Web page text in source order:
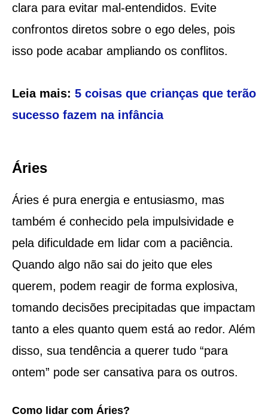
clara para evitar mal-entendidos. Evite
confrontos diretos sobre o ego deles, pois
isso pode acabar ampliando os conflitos.
Leia mais: 5 coisas que crianças que terão
sucesso fazem na infância
Áries
Áries é pura energia e entusiasmo, mas
também é conhecido pela impulsividade e
pela dificuldade em lidar com a paciência.
Quando algo não sai do jeito que eles
querem, podem reagir de forma explosiva,
tomando decisões precipitadas que impactam
tanto a eles quanto quem está ao redor. Além
disso, sua tendência a querer tudo “para
ontem” pode ser cansativa para os outros.
Como lidar com Áries?